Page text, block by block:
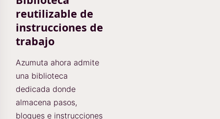
reutilizable de
instrucciones de
trabajo
Azumuta ahora admite
una biblioteca
dedicada donde
almacena pasos,
bloques e instrucciones